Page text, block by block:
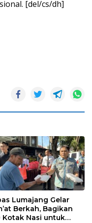
[del/cs/dh]
Lumajang Gelar
Berkah, Bagikan
Kotak Nasi untuk